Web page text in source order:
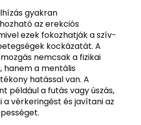
gyakran
az erekciós
ezek fokozhatják a szív-
kockázatát. A
nemcsak a fizikai
hanem a mentális
hatással van. A
például a futás vagy úszás,
vérkeringést és javítani az